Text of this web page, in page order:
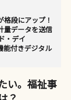
段にアップ！
量データを送信
・デイ
能付きデジタル
い。福祉事